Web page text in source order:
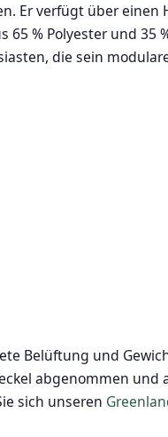
Er verfügt über einen
65 % Polyester und 35
die sein
Belüftung und
abgenommen und
sich unseren